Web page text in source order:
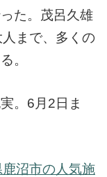
た。茂呂久雄
まで、多くの
。
。6月2日ま
沼市の人気施